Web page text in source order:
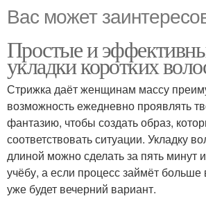
Вас может
Простые и
укладки коротких
Стрижка даёт женщинам массу
возможность ежедневно проявлять
фантазию, чтобы создать образ,
соответствовать ситуации. Укладку
длиной можно сделать за пять минут
учёбу, а если процесс займёт больше
уже будет вечерний вариант.